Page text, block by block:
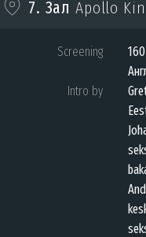
7. Зал Apollo
Screening
Intro by